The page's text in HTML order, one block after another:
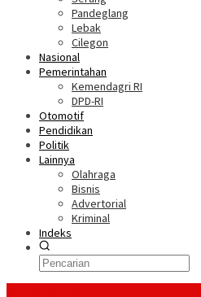
Pandeglang
Lebak
Cilegon
Nasional
Pemerintahan
Kemendagri RI
DPD-RI
Otomotif
Pendidikan
Politik
Lainnya
Olahraga
Bisnis
Advertorial
Kriminal
Indeks